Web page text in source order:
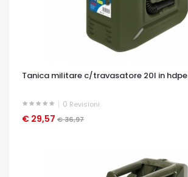
Tanica militare c/travasatore 20l in hdpe
0 Revisioni
€ 29,57 € 36,97
OCCHIATA VELOCE